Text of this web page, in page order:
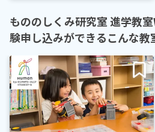
もののしくみ研究室 進学教
験申し込みができるこんな教